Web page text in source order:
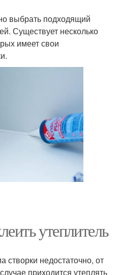
выбрать подходящий
Существует несколько
имеет свои
утеплитель
створки недостаточно, от
приходится утеплять